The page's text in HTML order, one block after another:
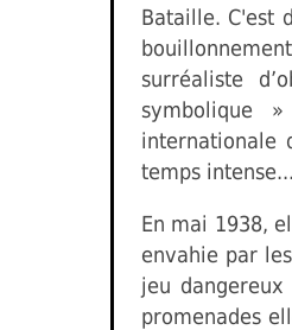
Bataille. C'est
surréaliste
symbolique
internationale
temps intense...
En mai 1938,
envahie par
jeu
promenades